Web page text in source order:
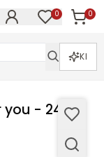
0 0
KI
- 24x30